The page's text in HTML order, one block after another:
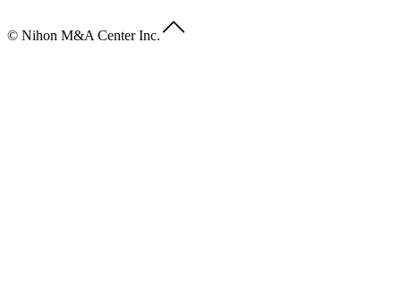
© Nihon M&A Center Inc.